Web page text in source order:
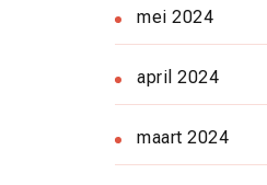
mei 2024
april 2024
maart 2024